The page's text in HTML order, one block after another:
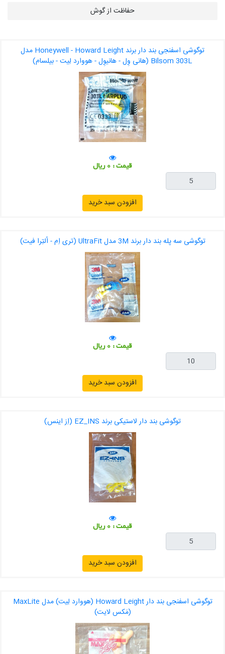
حفاظت از گوش
توگوشی اسفنجی بند دار برند Honeywell - Howard Leight مدل
Bilsom 303L (هانی وِل - هانیوِل - هووارد لِیت - بیلسام)
قیمت : 0 ریال
افزودن سبد خرید
توگوشی سه پله بند دار برند 3M مدل UltraFit (تری اِم - اُلتِرا فیت)
قیمت : 0 ریال
افزودن سبد خرید
توگوشی بند دار لاستیکی برند EZ_INS (اِز اینس)
قیمت : 0 ریال
افزودن سبد خرید
توگوشی اسفنجی بند دار Howard Leight (هووارد لِیت) مدل MaxLite
(مَکس لایت)